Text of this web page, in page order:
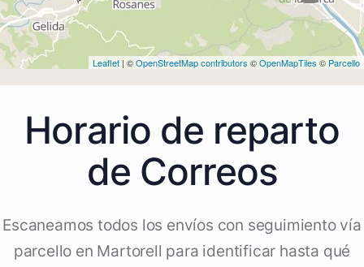
Leaflet | ©OpenStreetMap contributors ©OpenMapTiles © Parcello
Horario de reparto
de Correos
Escaneamos todos los envíos con seguimiento vía
parcello en Martorell para identificar hasta qué